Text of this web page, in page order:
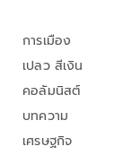
การเมือง
เปลว สีเงิน
คอลัมนิสต์
บทความ
เศรษฐกิจ